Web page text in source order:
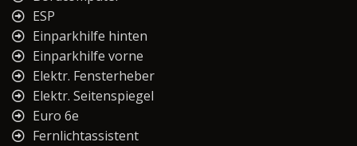
ESP
Einparkhilfe hinten
Einparkhilfe vorne
Elektr. Fensterheber
Elektr. Seitenspiegel
Euro 6e
Fernlichtassistent